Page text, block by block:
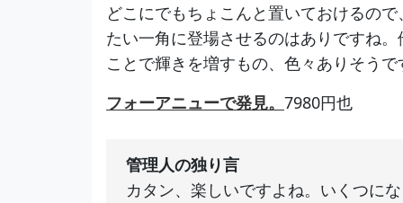
どこにでもちょこんと置いておけるの
たい一角に登場させるのはありですね
ことで輝きを増すもの、色々ありそうで
フォーアニューで発見。 7980円也
管理人の独り言
カタン、楽しいですよね。いくつに